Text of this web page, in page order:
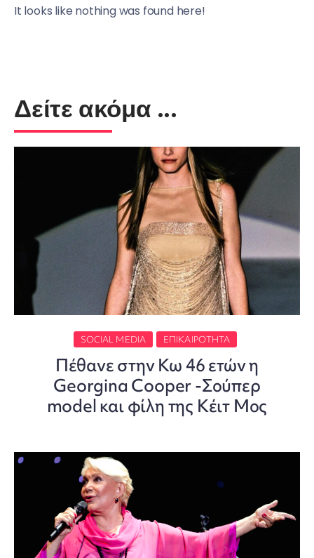
It looks like nothing was found here!
Δείτε ακόμα ...
SOCIAL MEDIA ΕΠΙΚΑΙΡΌΤΗΤΑ
Πέθανε στην Κω 46 ετών η
Georgina Cooper -Σούπερ
model και φίλη της Κέιτ Μος